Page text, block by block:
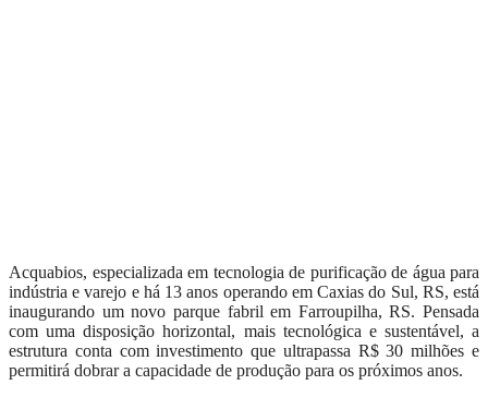
Acquabios, especializada em tecnologia de purificação de água para
indústria e varejo e há 13 anos operando em Caxias do Sul, RS, está
inaugurando um novo parque fabril em Farroupilha, RS. Pensada
com uma disposição horizontal, mais tecnológica e sustentável, a
estrutura conta com investimento que ultrapassa R$ 30 milhões e
permitirá dobrar a capacidade de produção para os próximos anos.